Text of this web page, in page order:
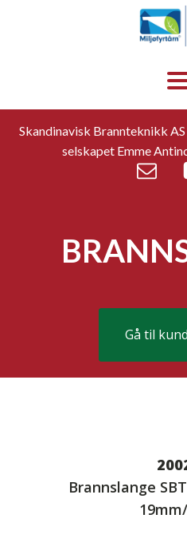
Skandinavisk Brannteknikk
selskapet Emme
Gå til
Brannslange